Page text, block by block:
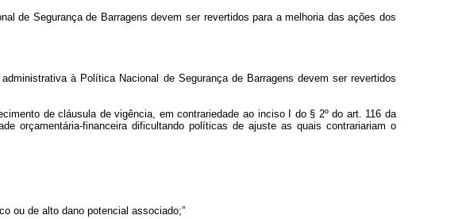
de Segurança de Barragens devem ser revertidos para a melhoria das ações dos
à Política Nacional de Segurança de Barragens devem ser revertidos
de cláusula de vigência, em contrariedade ao inciso I do § 2º do art. 116 da
orçamentária-financeira dificultando políticas de ajuste as quais contrariariam o
ou de alto dano potencial associado;”